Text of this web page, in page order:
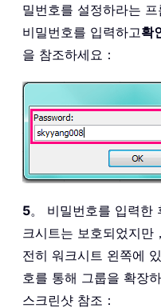
밀번호를 설정하라는
비밀번호를 입력하고확
을 참조하세요：
5。 비밀번호를 입력한
크시트는 보호되었지만
전히 워크시트 왼쪽에
호를 통해 그룹을 확장
스크린샷 참조：